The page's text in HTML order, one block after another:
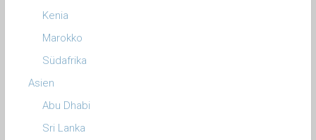
Kenia
Marokko
Südafrika
Asien
Abu Dhabi
Sri Lanka